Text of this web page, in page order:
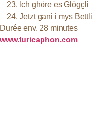
Ich ghöre es Glöggli
Jetzt gani i mys Bettli
Durée env. 28 minutes
www.turicaphon.com